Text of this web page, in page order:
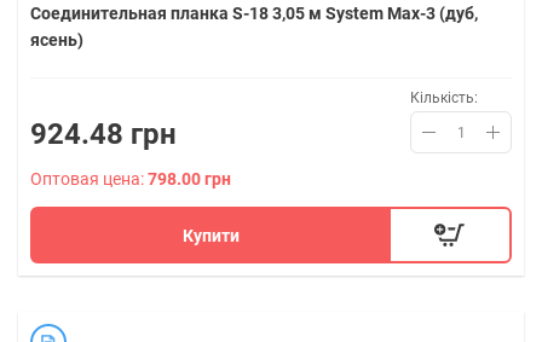
Соединительная планка S-18 3,05 м System Max-3 (дуб,
ясень)
924.48 грн
Кількість:
Оптовая цена:798.00 грн
Купити